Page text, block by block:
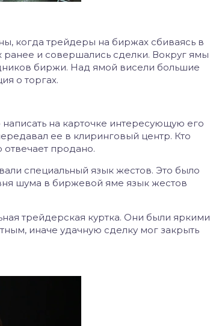
когда трейдеры на биржах сбиваясь в
ранее и совершались сделки. Вокруг ямы
биржи. Над ямой висели большие
о торгах.
на карточке интересующую его
ее в клиринговый центр. Кто
отвечает продано.
специальный язык жестов. Это было
шума в биржевой яме язык жестов
трейдерская куртка. Они были яркими
иначе удачную сделку мог закрыть